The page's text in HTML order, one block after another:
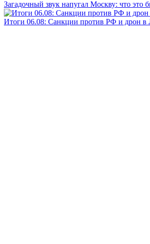
Загадочный звук напугал Москву: что это
Итоги 06.08: Санкции против РФ и дрон в